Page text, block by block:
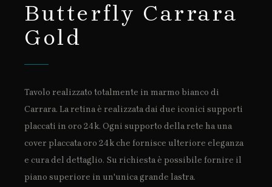
Butterfly Carrara
Gold
Tavolo realizzato totalmente in marmo bianco di
Carrara. La retina è realizzata dai due iconici supporti
placcati in oro 24k. Ogni supporto della rete ha una
cover placcata oro 24k che fornisce ulteriore eleganza
e cura del dettaglio. Su richiesta è possibile fornire il
piano superiore in un'unica grande lastra.